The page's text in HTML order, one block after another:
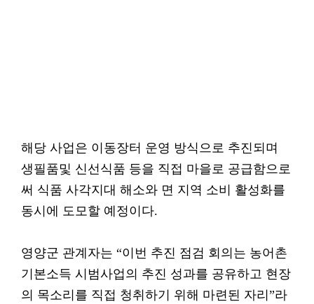
해당 사업은 이동장터 운영 방식으로 추진되며
생필품및 신선식품 등을 직접 마을로 공급함으로
써 식품 사각지대 해소와 면 지역 소비 활성화를
동시에 도모할 예정이다.
영양군 관계자는 “이번 추진 점검 회의는 농어촌
기본소득 시범사업의 추진 성과를 공유하고 현장
의 목소리를 직접 청취하기 위해 마련된 자리”라